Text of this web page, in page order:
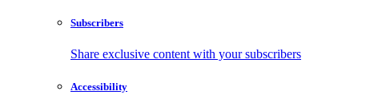
Subscribers
Share exclusive content with your subscribers
Accessibility